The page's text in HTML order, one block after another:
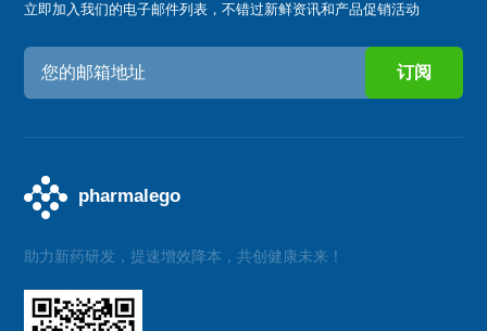
立即加入我们的电子邮件列表，不错过新鲜资讯和产品促销活动
助力新药研发，提速增效降本，共创健康未来！